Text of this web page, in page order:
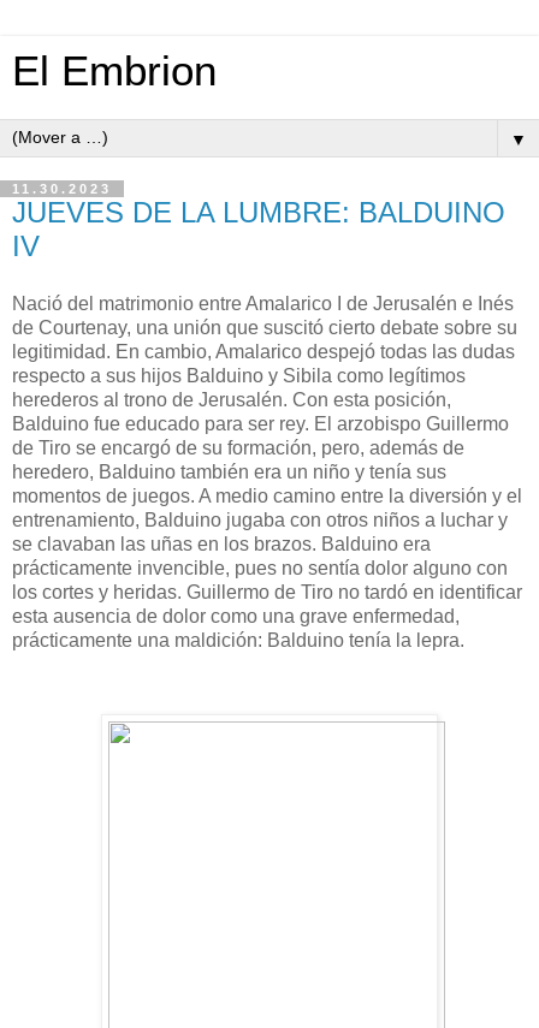
El Embrion
▼
11.30.2023
JUEVES DE LA LUMBRE: BALDUINO
IV
Nació del matrimonio entre Amalarico I de Jerusalén e Inés
de Courtenay, una unión que suscitó cierto debate sobre su
legitimidad. En cambio, Amalarico despejó todas las dudas
respecto a sus hijos Balduino y Sibila como legítimos
herederos al trono de Jerusalén. Con esta posición,
Balduino fue educado para ser rey. El arzobispo Guillermo
de Tiro se encargó de su formación, pero, además de
heredero, Balduino también era un niño y tenía sus
momentos de juegos. A medio camino entre la diversión y el
entrenamiento, Balduino jugaba con otros niños a luchar y
se clavaban las uñas en los brazos. Balduino era
prácticamente invencible, pues no sentía dolor alguno con
los cortes y heridas. Guillermo de Tiro no tardó en identificar
esta ausencia de dolor como una grave enfermedad,
prácticamente una maldición: Balduino tenía la lepra.